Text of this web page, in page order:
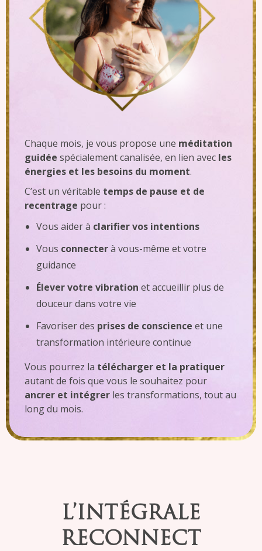
Chaque mois, je vous propose une méditation
guidée spécialement canalisée, en lien avec les
énergies et les besoins du moment.
C’est un véritable temps de pause et de
recentrage pour :
Vous aider à clarifier vos intentions
Vous connecterà vous-même et votre
guidance
Élever votre vibration et accueillir plus de
douceur dans votre vie
Favoriser des prises de conscience et une
transformation intérieure continue
Vous pourrez la télécharger et la pratiquer
autant de fois que vous le souhaitez pour
ancrer et intégrer les transformations, tout au
long du mois.
L’INTÉGRALE
RECONNECT